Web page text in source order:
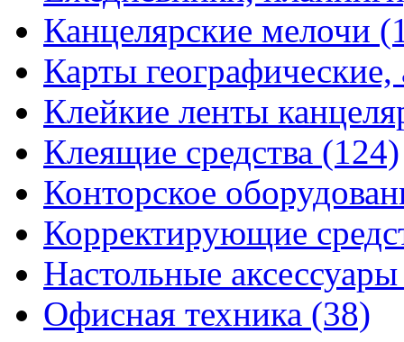
Канцелярские мелочи
Карты
Клейкие ленты
Клеящие средства (124)
Конторское
Корректирующие
Настольные
Офисная техника (38)